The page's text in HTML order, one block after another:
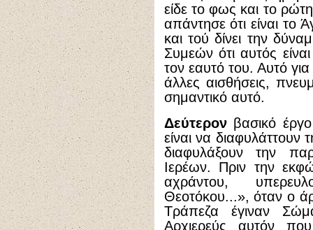
είδε το φως και το
απάντησε ότι είναι το
και τού δίνει την
Συμεών ότι αυτός
τον εαυτό του. Αυτό
άλλες αισθήσεις,
σημαντικό αυτό.
Δεύτερονβασικό
είναι να
διαφυλάξουν την
Ιερέων. Πριν την
αχράντου,
Θεοτόκου...», όταν ο
Τράπεζα έγιναν
Αρχιερεύς αυτόν